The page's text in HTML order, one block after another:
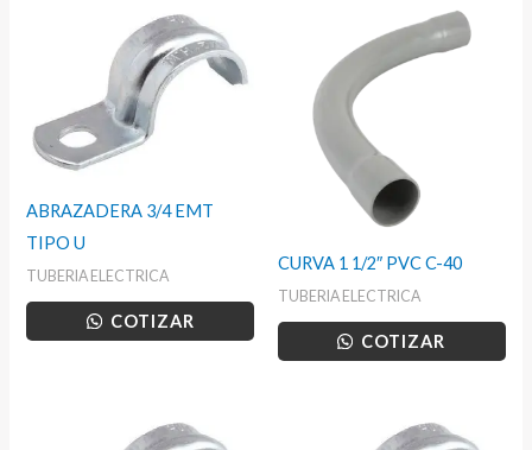
ABRAZADERA 3/4 EMT
TIPO U
TUBERIA ELECTRICA
COTIZAR
CURVA 1 1/2″ PVC C-40
TUBERIA ELECTRICA
COTIZAR